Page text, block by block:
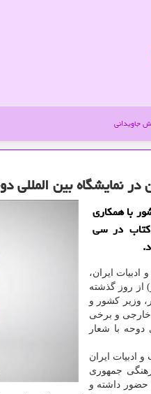
جاویدانی
با همکاری
دوحه با ارائه 250عنوان کتاب در سی
ایران،
از روز گذشته
نخست وزیر، وزیر کشور و
و برخی
با شعار
ادبیات ایران
جمهوری
غرفه ای به متراژ ۳۶ مترمربع حضور داشته و